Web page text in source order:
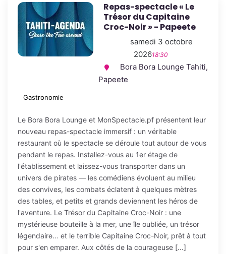
Repas-spectacle « Le
Trésor du Capitaine
Croc-Noir » - Papeete
samedi 3 octobre
202618:30
Bora Bora Lounge Tahiti,
Papeete
Gastronomie
Le Bora Bora Lounge et MonSpectacle.pf présentent leur
nouveau repas-spectacle immersif : un véritable
restaurant où le spectacle se déroule tout autour de vous
pendant le repas. Installez-vous au 1er étage de
l'établissement et laissez-vous transporter dans un
univers de pirates — les comédiens évoluent au milieu
des convives, les combats éclatent à quelques mètres
des tables, et petits et grands deviennent les héros de
l'aventure. Le Trésor du Capitaine Croc-Noir : une
mystérieuse bouteille à la mer, une île oubliée, un trésor
légendaire… et le terrible Capitaine Croc-Noir, prêt à tout
pour s'en emparer. Aux côtés de la courageuse [...]